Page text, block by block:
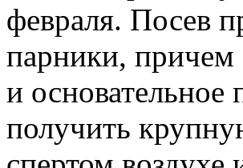
февраля. Посев
парники, причем
и основательное
получить